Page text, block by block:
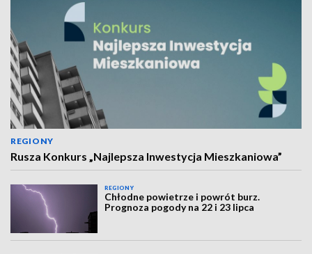
REGIONY
Rusza Konkurs „Najlepsza Inwestycja Mieszkaniowa”
REGIONY
Chłodne powietrze i powrót burz.
Prognoza pogody na 22 i 23 lipca